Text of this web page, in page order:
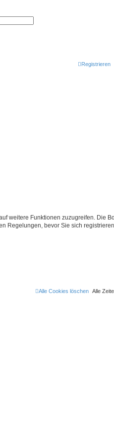
Registrieren
weitere Funktionen zuzugreifen. Die
Regelungen, bevor Sie sich
Alle
Alle Cookies löschen